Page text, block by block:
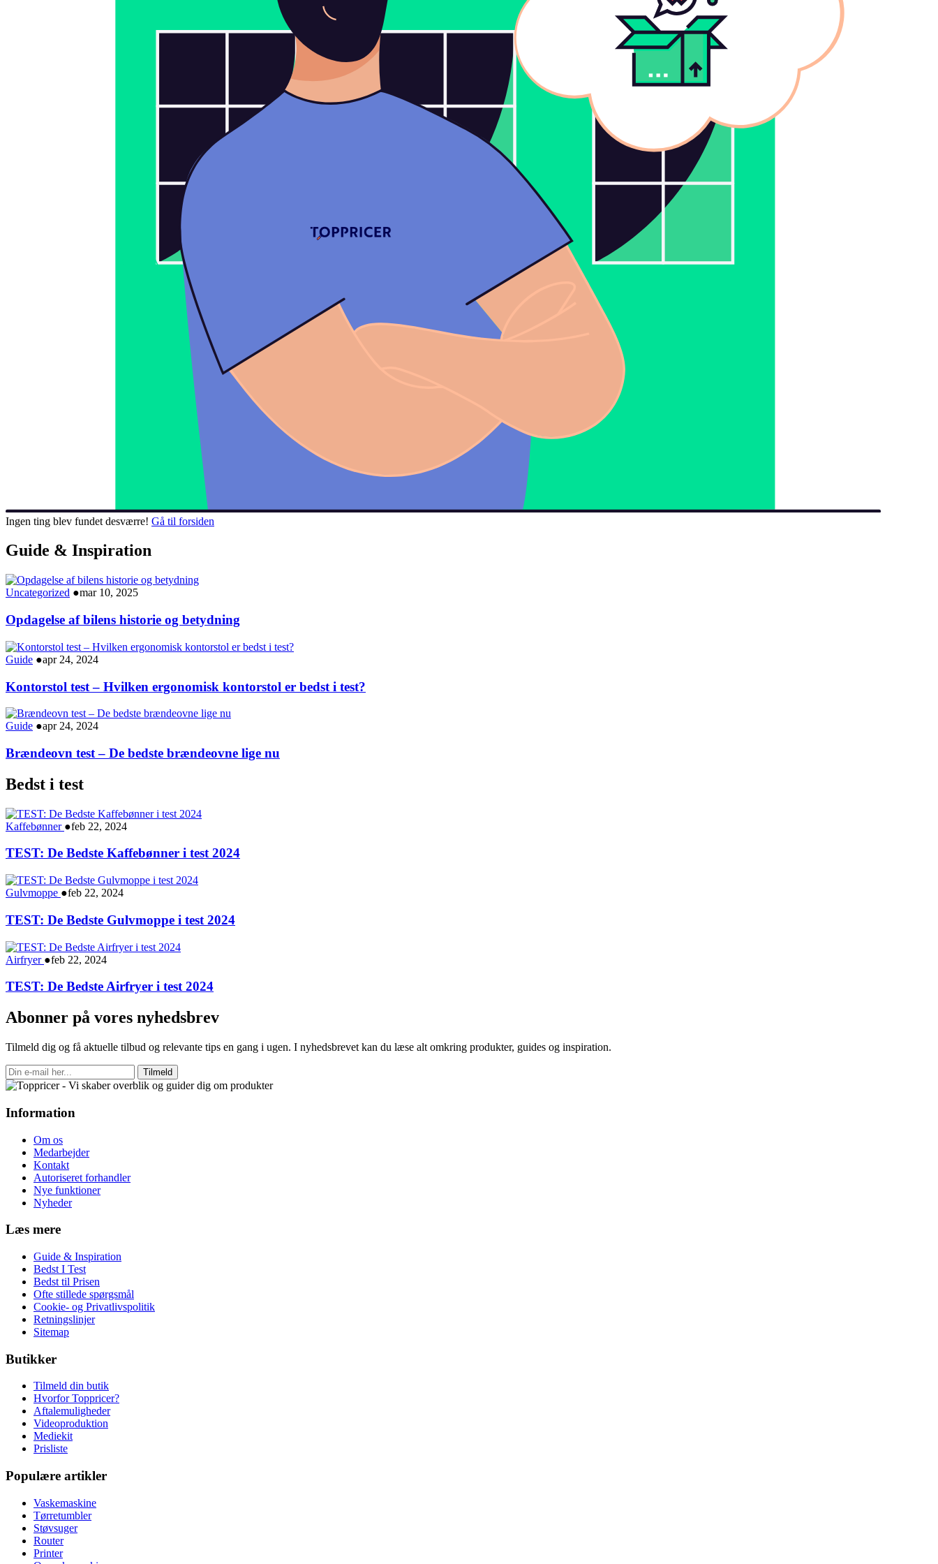
Ingen ting blev fundet desværre! Gå til forsiden
Guide & Inspiration
Uncategorized ●mar 10, 2025
Opdagelse af bilens historie og betydning
Guide ●apr 24, 2024
Kontorstol test – Hvilken ergonomisk kontorstol er bedst i test?
Guide ●apr 24, 2024
Brændeovn test – De bedste brændeovne lige nu
Bedst i test
Kaffebønner ●feb 22, 2024
TEST: De Bedste Kaffebønner i test 2024
Gulvmoppe ●feb 22, 2024
TEST: De Bedste Gulvmoppe i test 2024
Airfryer ●feb 22, 2024
TEST: De Bedste Airfryer i test 2024
Abonner på vores nyhedsbrev
Tilmeld dig og få aktuelle tilbud og relevante tips en gang i ugen. I nyhedsbrevet kan du læse alt omkring produkter, guides og inspiration.
Tilmeld
Information
Om os
Medarbejder
Kontakt
Autoriseret forhandler
Nye funktioner
Nyheder
Læs mere
Guide & Inspiration
Bedst I Test
Bedst til Prisen
Ofte stillede spørgsmål
Cookie- og Privatlivspolitik
Retningslinjer
Sitemap
Butikker
Tilmeld din butik
Hvorfor Toppricer?
Aftalemuligheder
Videoproduktion
Mediekit
Prisliste
Populære artikler
Vaskemaskine
Tørretumbler
Støvsuger
Router
Printer